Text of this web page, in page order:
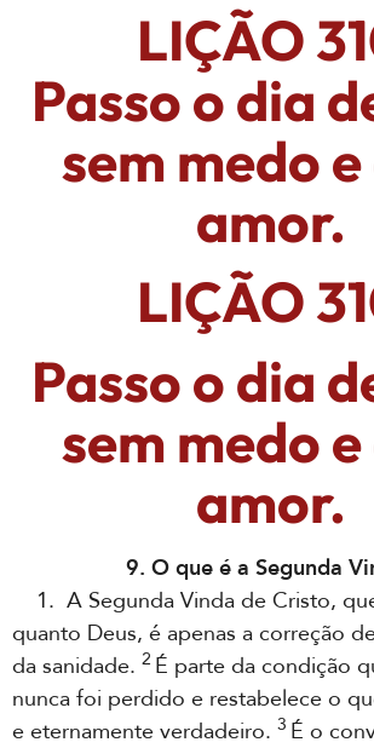
LIÇÃO
Passo o dia
sem medo
amor.
LIÇÃO
Passo o dia
sem medo
amor.
9. O que é a Segunda
1. A Segunda Vinda de Cristo,
quanto Deus, é apenas a correção
da sanidade. 2 É parte da condição
nunca foi perdido e restabelece o
e eternamente verdadeiro. 3 É o